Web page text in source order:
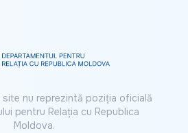
nu reprezintă poziția oficială
pentru Relația cu Republica
Moldova.